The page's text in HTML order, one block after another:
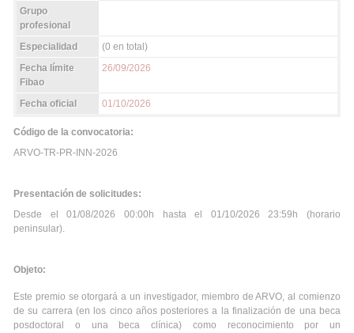
Grupo
profesional
Especialidad
(0 en total)
Fecha límite
Fibao
26/09/2026
Fecha oficial 01/10/2026
Código de la convocatoria:
ARVO-TR-PR-INN-2026
Presentación de solicitudes:
Desde el 01/08/2026 00:00h hasta el 01/10/2026 23:59h (horario
peninsular).
Objeto:
Este premio se otorgará a un investigador, miembro de ARVO, al comienzo
de su carrera (en los cinco años posteriores a la finalización de una beca
posdoctoral o una beca clínica) como reconocimiento por un